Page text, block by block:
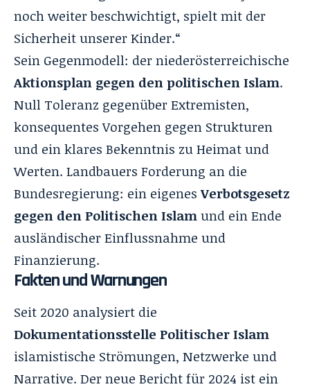
noch weiter beschwichtigt, spielt mit der
Sicherheit unserer Kinder.“
Sein Gegenmodell: der niederösterreichische
Aktionsplan gegen den politischen Islam.
Null Toleranz gegenüber Extremisten,
konsequentes Vorgehen gegen Strukturen
und ein klares Bekenntnis zu Heimat und
Werten. Landbauers Forderung an die
Bundesregierung: ein eigenesVerbotsgesetz
gegen den Politischen Islamund ein Ende
ausländischer Einflussnahme und
Finanzierung.
Fakten und Warnungen
Seit 2020 analysiert die
Dokumentationsstelle Politischer Islam
islamistische Strömungen, Netzwerke und
Narrative. Der neue Bericht für 2024 ist ein